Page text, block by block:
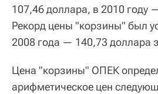
107,46 доллара, в 2010 году
Рекорд цены "корзины" был
2008 года — 140,73 доллара
Цена "корзины" ОПЕК
арифметическое цен